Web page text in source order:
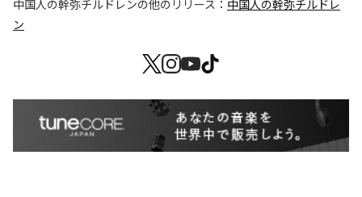
中国人の幹弥チルドレンの他のリリース： 中国人の幹弥チルドレ
ン